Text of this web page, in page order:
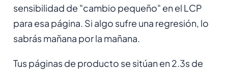
sensibilidad de "cambio pequeño" en el LCP
para esa página. Si algo sufre una regresión, lo
sabrás mañana por la mañana.
Tus páginas de producto se sitúan en 2.3s de